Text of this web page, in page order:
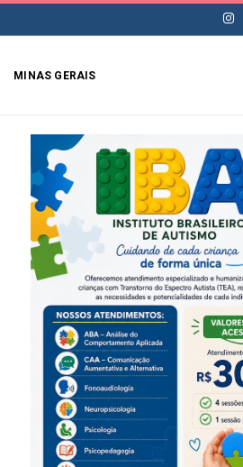
MINAS GERAIS